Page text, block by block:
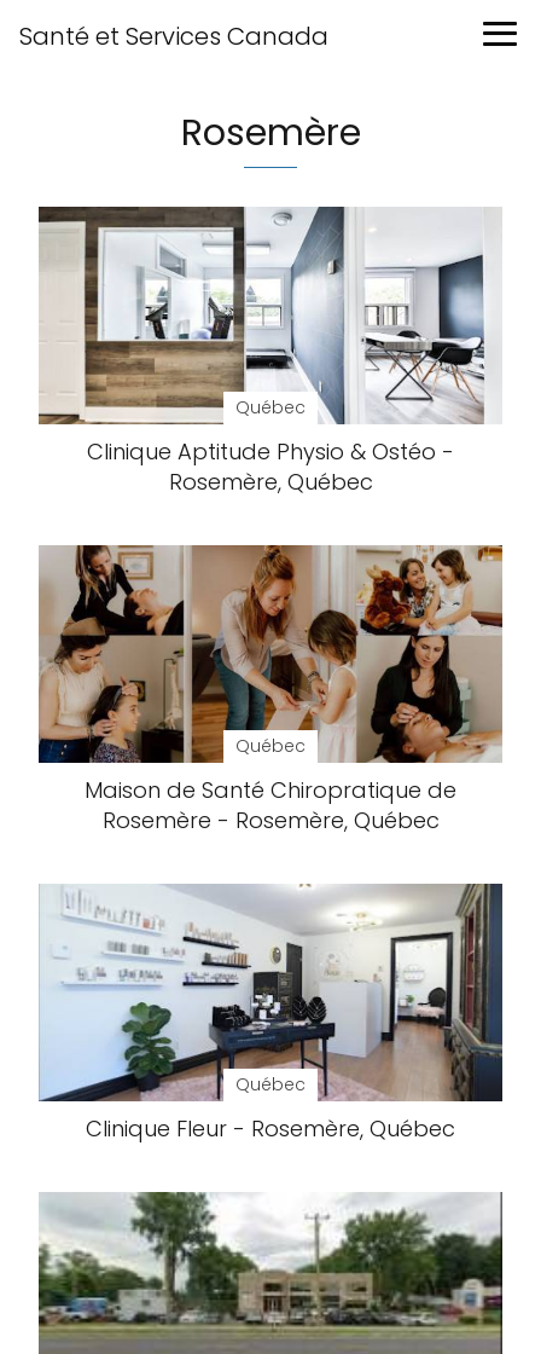
Santé et Services Canada
Rosemère
Québec
Clinique Aptitude Physio & Ostéo -
Rosemère, Québec
Québec
Maison de Santé Chiropratique de
Rosemère - Rosemère, Québec
Québec
Clinique Fleur - Rosemère, Québec